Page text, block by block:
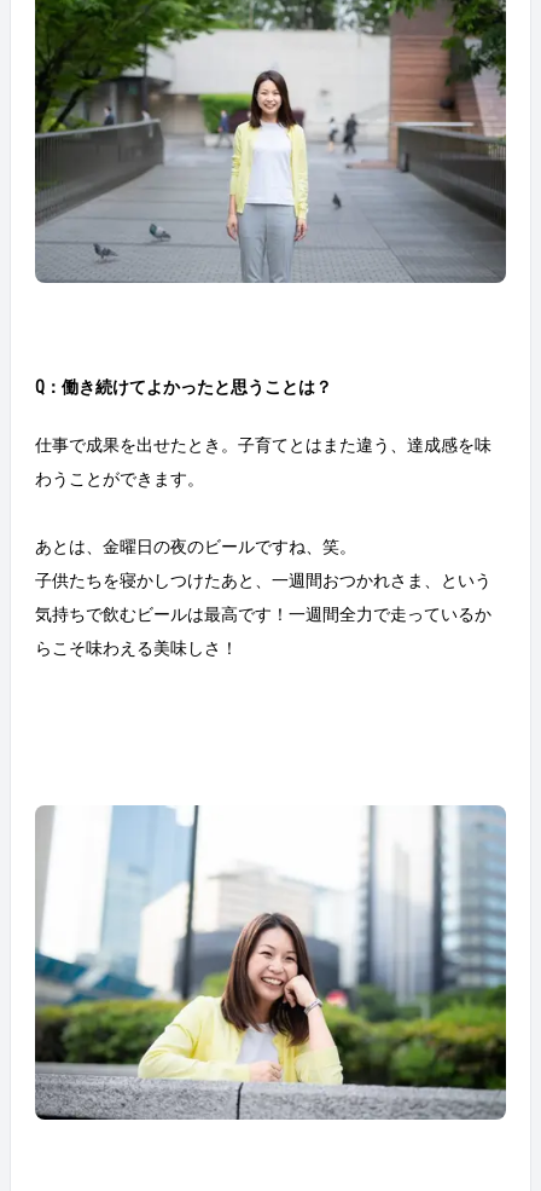
Q：働き続けてよかったと思うことは？
仕事で成果を出せたとき。子育てとはまた違う、達成感を味
わうことができます。
あとは、金曜日の夜のビールですね、笑。
子供たちを寝かしつけたあと、一週間おつかれさま、という
気持ちで飲むビールは最高です！一週間全力で走っているか
らこそ味わえる美味しさ！